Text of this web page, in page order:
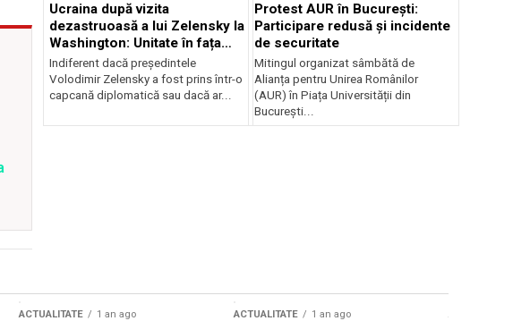
Ucraina după vizita
dezastruoasă a lui Zelensky la
Washington: Unitate în fața
incertitudinii
Indiferent dacă președintele
Volodimir Zelensky a fost prins într-o
capcană diplomatică sau dacă ar...
Protest AUR în București:
Participare redusă și incidente
de securitate
Mitingul organizat sâmbătă de
Alianța pentru Unirea Românilor
(AUR) în Piața Universității din
București...
ACTUALITATE 1 an ago ACTUALITATE 1 an ago